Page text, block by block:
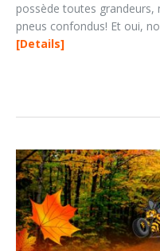
possède toutes grandeurs,
pneus confondus! Et oui,
Details